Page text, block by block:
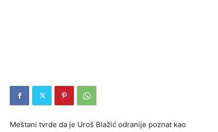
Meštani tvrde da je Uroš Blažić odranije poznat kao